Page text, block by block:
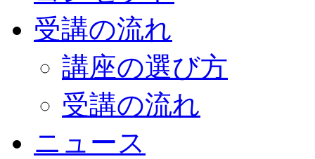
受講の流れ
講座の選び方
受講の流れ
ニュース